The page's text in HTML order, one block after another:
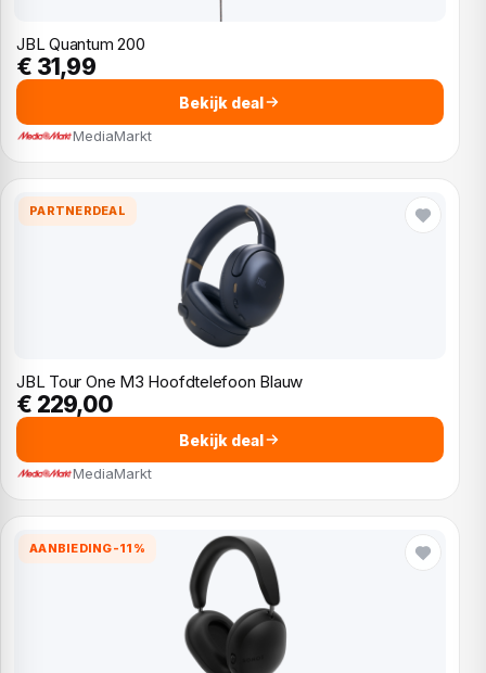
JBL Quantum 200
€ 31,99
Bekijk deal
MediaMarkt
PARTNERDEAL
JBL Tour One M3 Hoofdtelefoon Blauw
€ 229,00
Bekijk deal
MediaMarkt
AANBIEDING-11%